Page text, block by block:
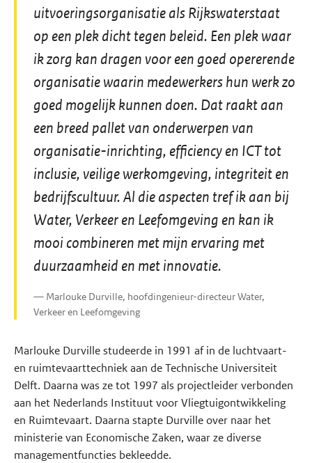
uitvoeringsorganisatie als Rijkswaterstaat
op een plek dicht tegen beleid. Een plek waar
ik zorg kan dragen voor een goed opererende
organisatie waarin medewerkers hun werk zo
goed mogelijk kunnen doen. Dat raakt aan
een breed pallet van onderwerpen van
organisatie-inrichting, efficiency en ICT tot
inclusie, veilige werkomgeving, integriteit en
bedrijfscultuur. Al die aspecten tref ik aan bij
Water, Verkeer en Leefomgeving en kan ik
mooi combineren met mijn ervaring met
duurzaamheid en met innovatie.
Marlouke Durville, hoofdingenieur-directeur Water,
Verkeer en Leefomgeving
Marlouke Durville studeerde in 1991 af in de luchtvaart-
en ruimtevaarttechniek aan de Technische Universiteit
Delft. Daarna was ze tot 1997 als projectleider verbonden
aan het Nederlands Instituut voor Vliegtuigontwikkeling
en Ruimtevaart. Daarna stapte Durville over naar het
ministerie van Economische Zaken, waar ze diverse
managementfuncties bekleedde.